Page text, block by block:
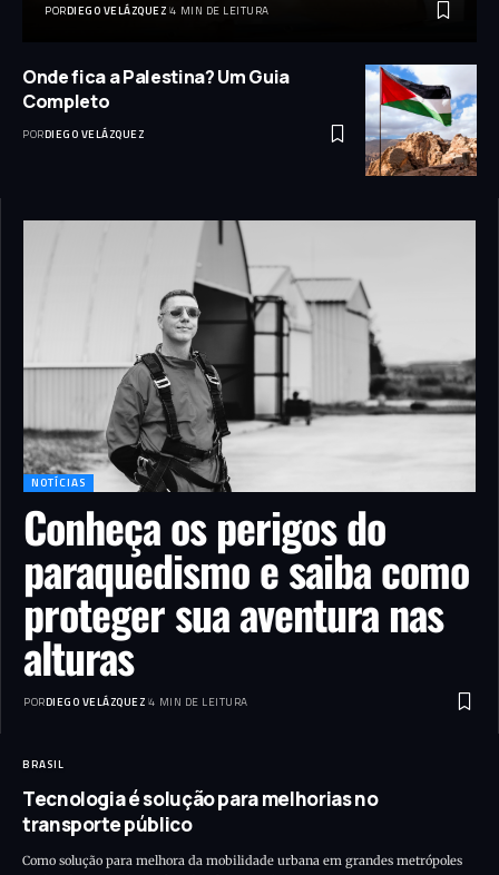
PORDIEGO VELÁZQUEZ 4 MIN DE LEITURA
Onde fica a Palestina? Um Guia
Completo
PORDIEGO VELÁZQUEZ
NOTÍCIAS
Conheça os perigos do
paraquedismo e saiba como
proteger sua aventura nas
alturas
PORDIEGO VELÁZQUEZ 4 MIN DE LEITURA
BRASIL
Tecnologia é solução para melhorias no
transporte público
Como solução para melhora da mobilidade urbana em grandes metrópoles